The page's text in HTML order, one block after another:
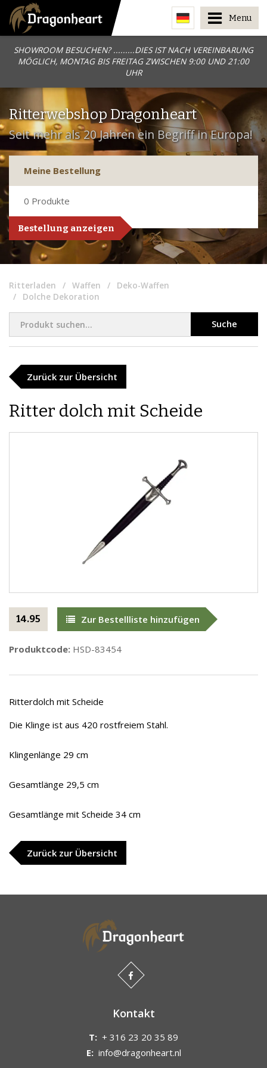
SHOWROOM BESUCHEN? .........DIES IST NACH VEREINBARUNG
MÖGLICH, MONTAG BIS FREITAG ZWISCHEN 9:00 UND 21:00
UHR
Menu
Ritterwebshop Dragonheart
Seit mehr als 20 Jahren ein Begriff in Europa!
Meine Bestellung
0 Produkte
Bestellung anzeigen
Ritterladen Waffen
Deko-Waffen
Dolche Dekoration
Suche
Zurück zur Übersicht
Ritter dolch mit Scheide
14.95 Zur Bestellliste hinzufügen
Produktcode: HSD-83454
Ritterdolch mit Scheide
Die Klinge ist aus 420 rostfreiem Stahl.
Klingenlänge 29 cm
Gesamtlänge 29,5 cm
Gesamtlänge mit Scheide 34 cm
Zurück zur Übersicht
Kontakt
T: + 316 23 20 35 89
E: info@dragonheart.nl